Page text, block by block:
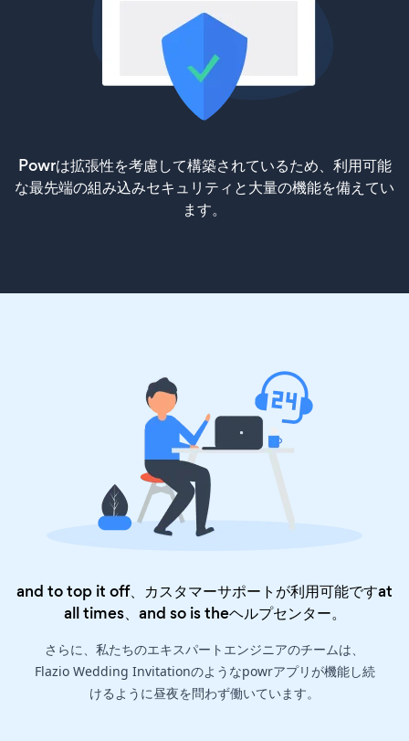
Powrは拡張性を考慮して構築されているため、利用可能
な最先端の組み込みセキュリティと大量の機能を備えてい
ます。
and to top it off、カスタマーサポートが利用可能ですat
all times、and so is theヘルプセンター。
さらに、私たちのエキスパートエンジニアのチームは、
Flazio Wedding Invitationのようなpowrアプリが機能し続
けるように昼夜を問わず働いています。